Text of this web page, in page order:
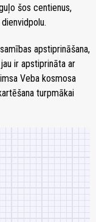
šos centienus,
apstiprināšana,
ir apstiprināta ar
Veba kosmosa
turpmākai